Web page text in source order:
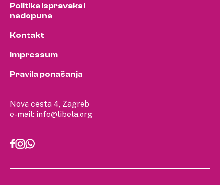
Nova cesta 4, Zagreb
e-mail: info@libela.org
Politika ispravaka i
nadopuna
Kontakt
Impressum
Pravila ponašanja